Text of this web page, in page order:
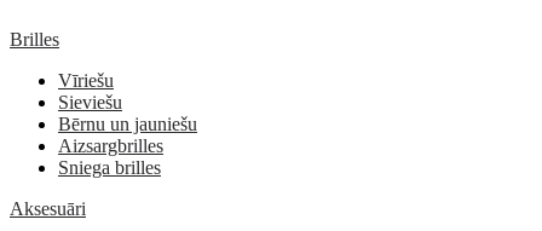
Brilles
Vīriešu
Sieviešu
Bērnu un jauniešu
Aizsargbrilles
Sniega brilles
Aksesuāri